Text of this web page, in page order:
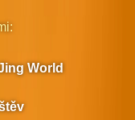
World